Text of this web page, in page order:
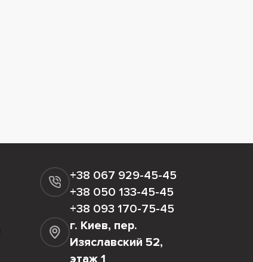
+38 067 929-45-45
+38 050 133-45-45
+38 093 170-75-45
г. Киев, пер.
Изяславский 52,
этаж 1